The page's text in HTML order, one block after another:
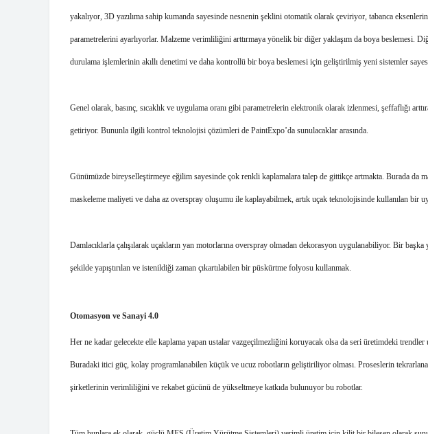
yakalıyor, 3D yazılıma sahip kumanda sayesinde nesnenin şeklini otomatik olarak çeviriyor, tabanca
parametrelerini ayarlıyorlar. Malzeme verimliliğini arttırmaya yönelik bir diğer yaklaşım da boya beslemesi.
durulama işlemlerinin akıllı denetimi ve daha kontrollü bir boya beslemesi için geliştirilmiş yeni sistemler
Genel olarak, basınç, sıcaklık ve uygulama oranı gibi parametrelerin elektronik olarak izlenmesi, şeffaflığı
getiriyor. Bununla ilgili kontrol teknolojisi çözümleri de PaintExpo’da sunulacaklar arasında.
Günümüzde bireyselleştirmeye eğilim sayesinde çok renkli kaplamalara talep de gittikçe artmakta. Burada da
maskeleme maliyeti ve daha az overspray oluşumu ile kaplayabilmek, artık uçak teknolojisinde kullanılan bir
Damlacıklarla çalışılarak uçakların yan motorlarına overspray olmadan dekorasyon uygulanabiliyor. Bir
şekilde yapıştırılan ve istenildiği zaman çıkartılabilen bir püskürtme folyosu kullanmak.
Otomasyon ve Sanayi 4.0
Her ne kadar gelecekte elle kaplama yapan ustalar vazgeçilmezliğini koruyacak olsa da seri üretimdeki
Buradaki itici güç, kolay programlanabilen küçük ve ucuz robotların geliştiriliyor olması. Proseslerin
şirketlerinin verimliliğini ve rekabet gücünü de yükseltmeye katkıda bulunuyor bu robotlar.